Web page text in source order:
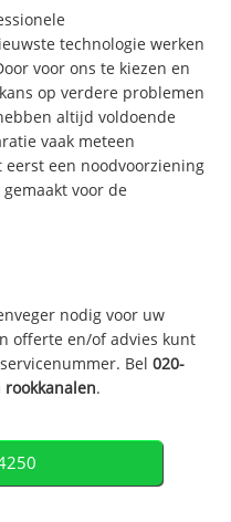
technologie werken
voor ons te kiezen en
op verdere problemen
altijd voldoende
vaak meteen
een noodvoorziening
voor de
nodig voor uw
offerte en/of advies kunt
Bel020-
rookkanalen.